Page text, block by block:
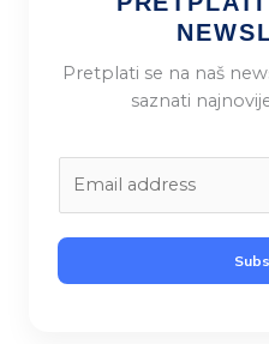
Pretplati se na naš
saznati
i
l